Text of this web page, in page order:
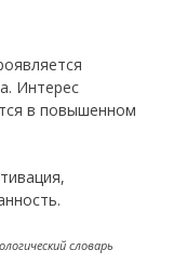
Интерес
в повышенном
словарь